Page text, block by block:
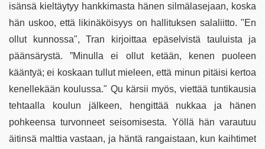
isänsä kieltäytyy hankkimasta hänen silmälasejaan, koska
hän uskoo, että likinäköisyys on hallituksen salaliitto. "En
ollut kunnossa", Tran kirjoittaa epäselvistä tauluista ja
päänsärystä. ”Minulla ei ollut ketään, kenen puoleen
kääntyä; ei koskaan tullut mieleen, että minun pitäisi kertoa
kenellekään koulussa." Qu kärsii myös, viettää tuntikausia
tehtaalla koulun jälkeen, hengittää nukkaa ja hänen
pohkeensa turvonneet seisomisesta. Yöllä hän varautuu
äitinsä malttia vastaan, ja häntä rangaistaan, kun kaihtimet